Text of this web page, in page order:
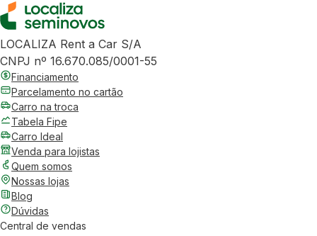
LOCALIZA Rent a Car S/A
CNPJ nº 16.670.085/0001-55
Financiamento
Parcelamento no cartão
Carro na troca
Tabela Fipe
Carro Ideal
Venda para lojistas
Quem somos
Nossas lojas
Blog
Dúvidas
Central de vendas